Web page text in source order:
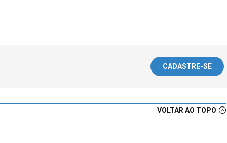
CADASTRE-SE
VOLTAR AO TOPO